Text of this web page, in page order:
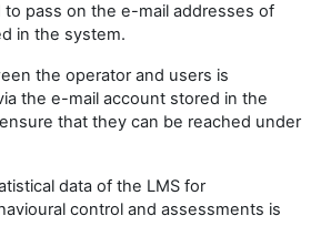
pass on the e-mail addresses of
in the system.
the operator and users is
the e-mail account stored in the
that they can be reached under
data of the LMS for
control and assessments is